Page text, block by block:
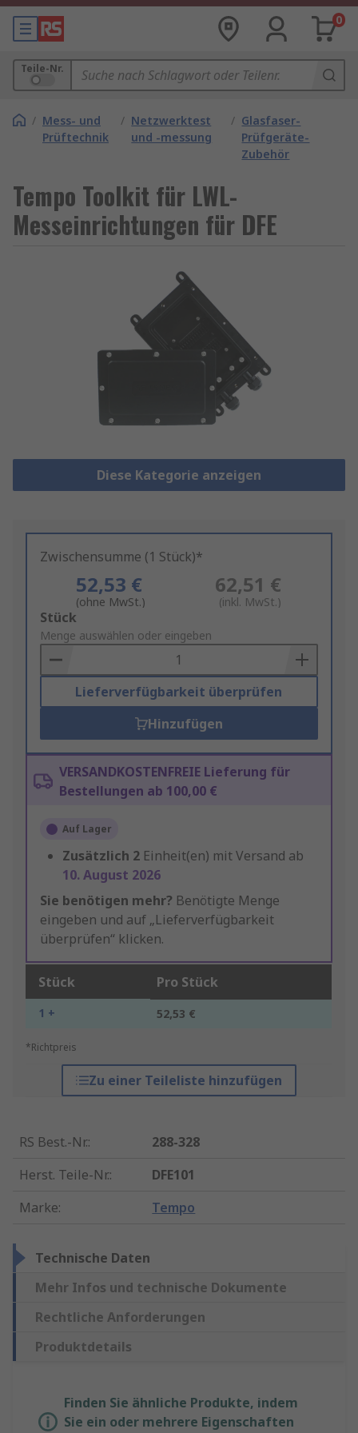
0
Teile-Nr.
/ Mess- und
Prüftechnik
/ Netzwerktest
und -messung
/ Glasfaser-
Prüfgeräte-
Zubehör
Tempo Toolkit für LWL-
Messeinrichtungen für DFE
Diese Kategorie anzeigen
Zwischensumme (1 Stück)*
52,53 €
(ohne MwSt.)
62,51 €
(inkl. MwSt.)
Add
to
Basket
Stück
Menge auswählen oder eingeben
Lieferverfügbarkeit überprüfen
Hinzufügen
VERSANDKOSTENFREIE Lieferung für
Bestellungen ab 100,00 €
Auf Lager
Zusätzlich 2 Einheit(en) mit Versand ab
10. August 2026
Sie benötigen mehr? Benötigte Menge
eingeben und auf „Lieferverfügbarkeit
überprüfen“ klicken.
Stück Pro Stück
1 + 52,53 €
*Richtpreis
Zu einer Teileliste hinzufügen
RS Best.-Nr.:
288-328
Herst. Teile-Nr.:
DFE101
Marke: Tempo
Technische Daten
Mehr Infos und technische Dokumente
Rechtliche Anforderungen
Produktdetails
Finden Sie ähnliche Produkte, indem
Sie ein oder mehrere Eigenschaften